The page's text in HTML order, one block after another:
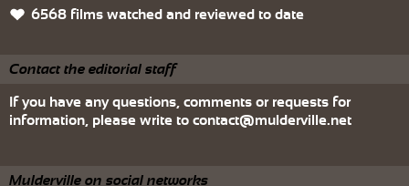
6568 films watched and reviewed to date
Contact the editorial staff
If you have any questions, comments or requests for
information, please write to contact@mulderville.net
Mulderville on social networks